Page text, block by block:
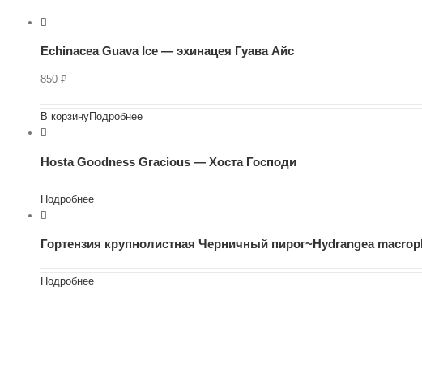
Echinacea Guava Ice — эхинацея Гуава Айс
850 ₽
В корзинуПодробнее
Hosta Goodness Gracious — Хоста Господи
Подробнее
Гортензия крупнолистная Черничный пирог~Hydrangea
Подробнее